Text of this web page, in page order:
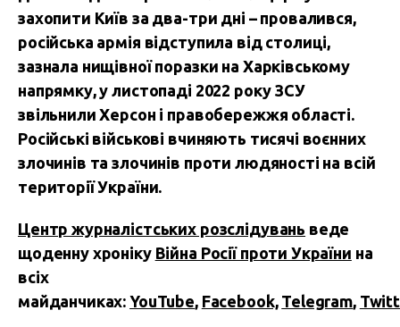
захопити Київ за два-три дні – провалився,
російська армія відступила від столиці,
зазнала нищівної поразки на Харківському
напрямку, у листопаді 2022 року ЗСУ
звільнили Херсон і правобережжя області.
Російські військові вчиняють тисячі воєнних
злочинів та злочинів проти людяності на всій
території України.
Центр журналістських розслідувань веде
щоденну хроніку Війна Росії проти України на
всіх
майданчиках:YouTube, Facebook, Telegram,